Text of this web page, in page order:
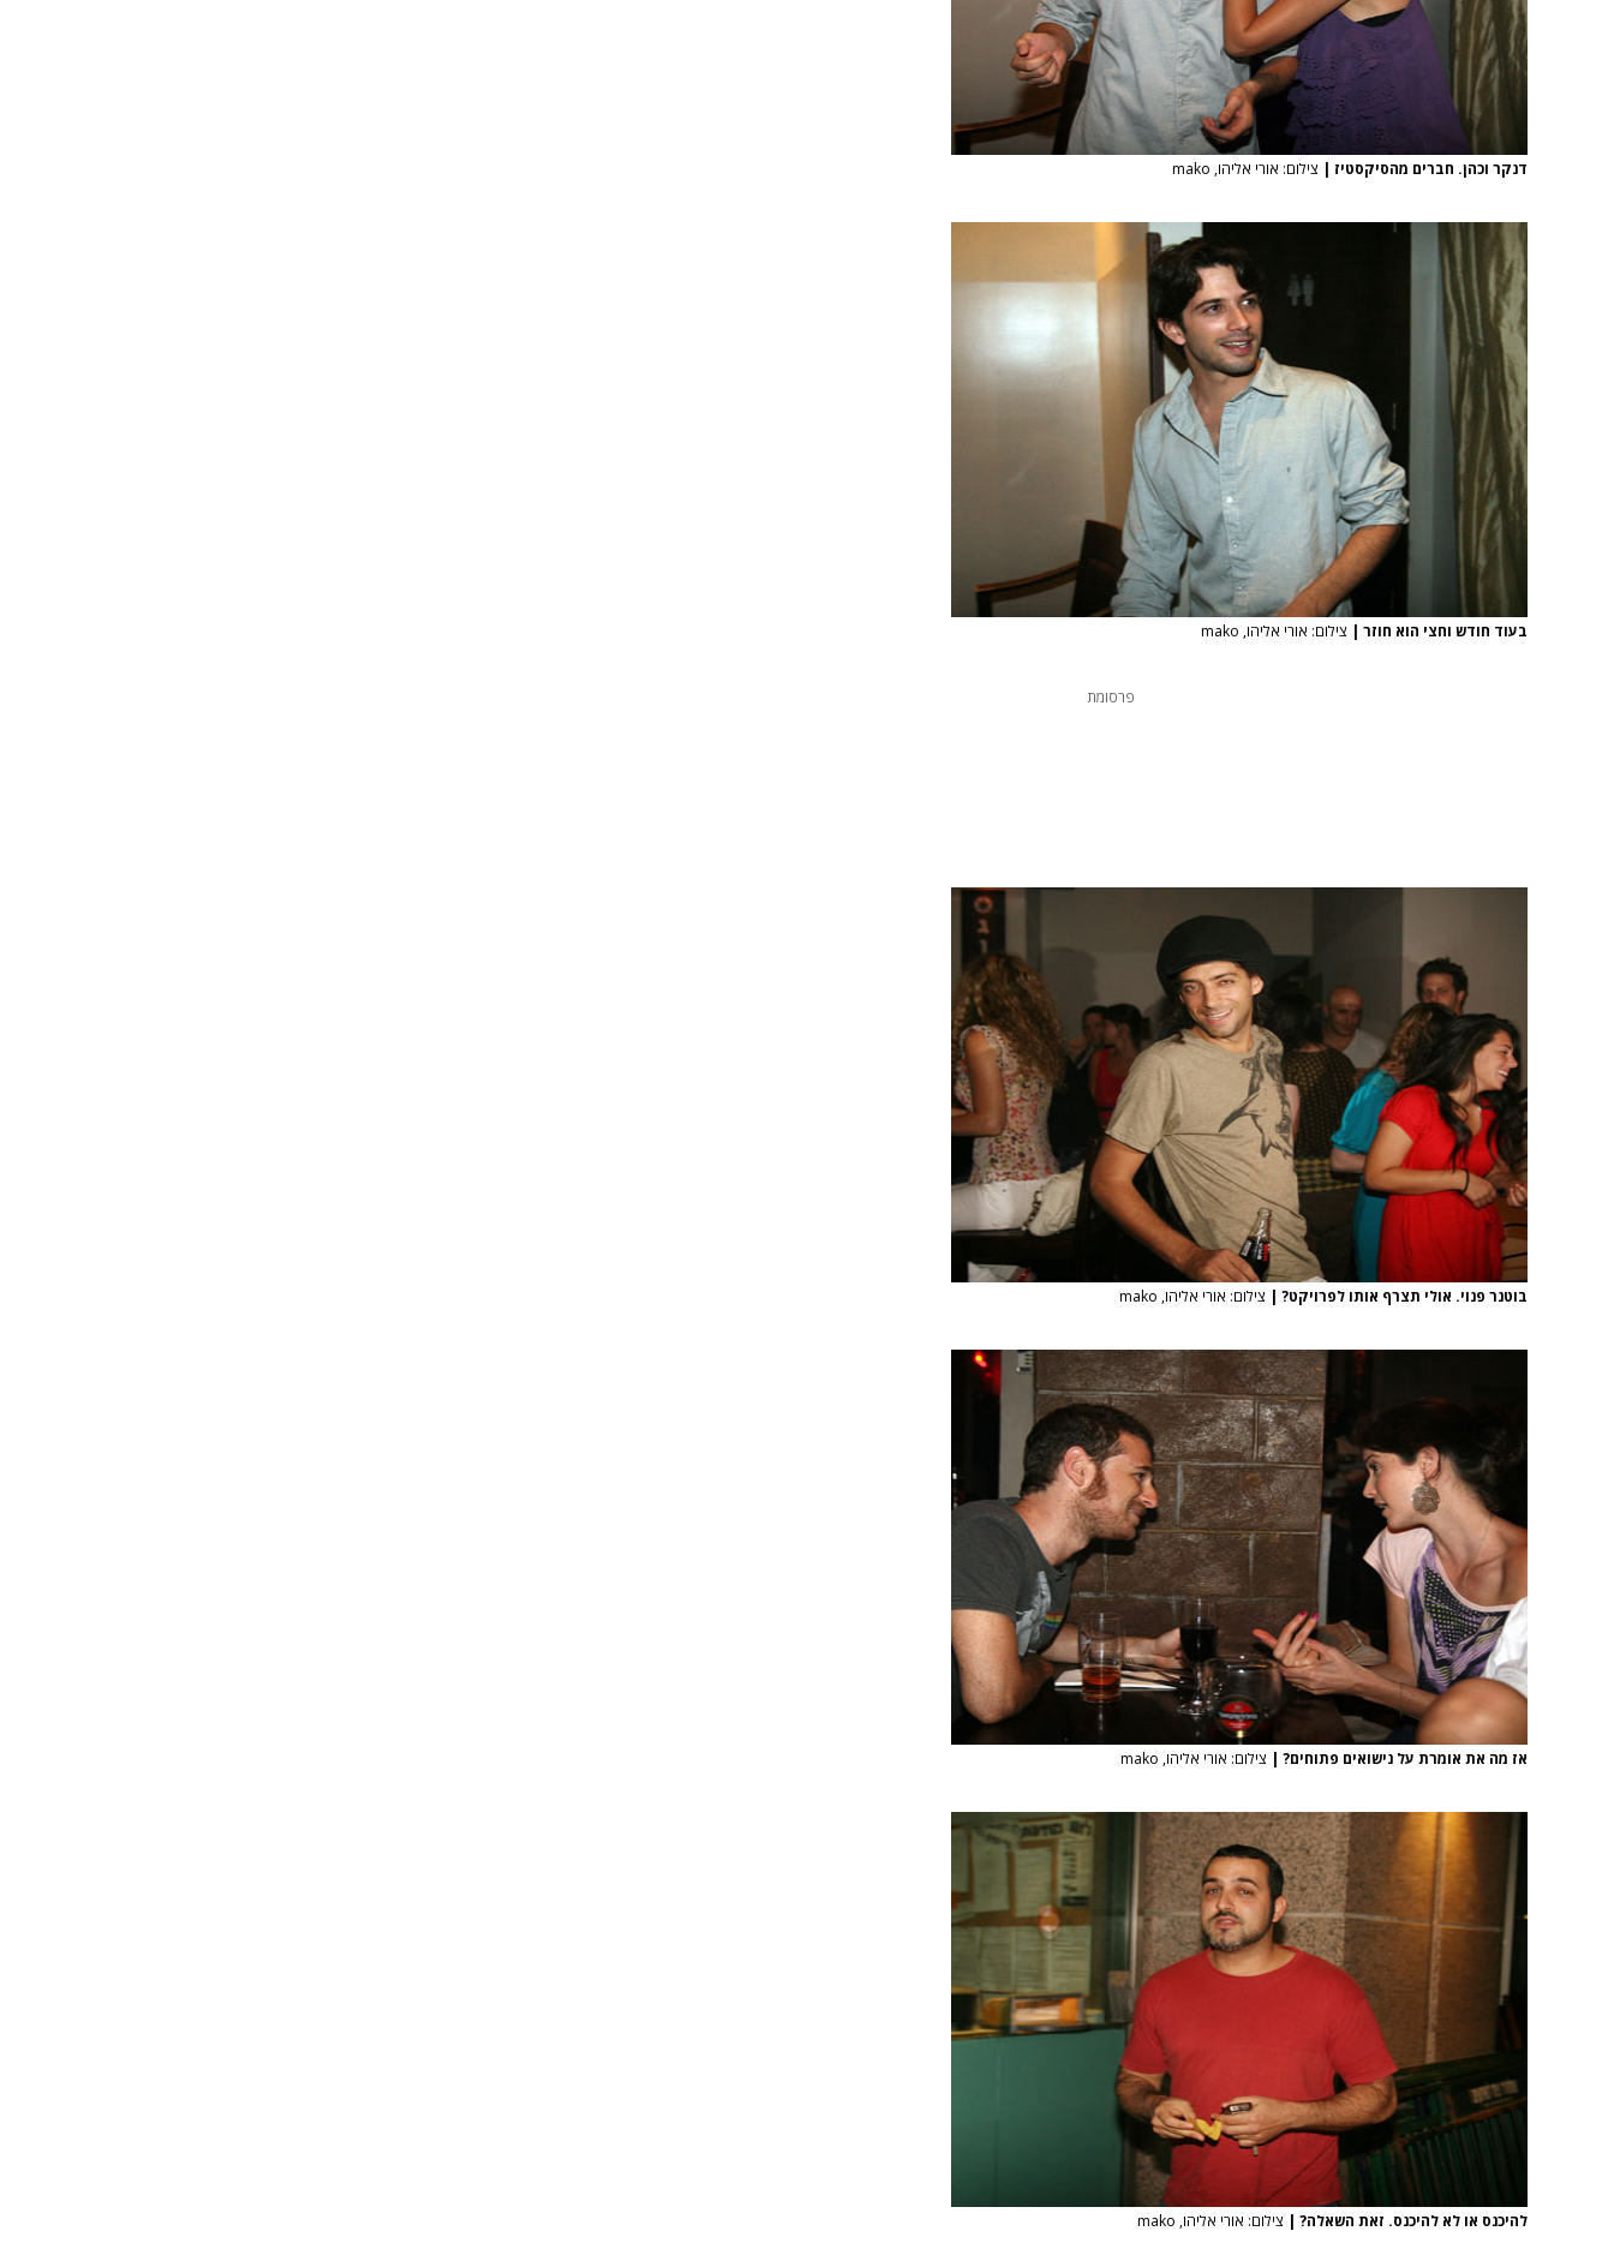
דנקר וכהן. חברים מהסיקסטיז | צילום: אורי אליהו, mako
בעוד חודש וחצי הוא חוזר | צילום: אורי אליהו, mako
פרסומת
בוטנר פנוי. אולי תצרף אותו לפרויקט? | צילום: אורי אליהו, mako
אז מה את אומרת על נישואים פתוחים? | צילום: אורי אליהו, mako
להיכנס או לא להיכנס. זאת השאלה? | צילום: אורי אליהו, mako